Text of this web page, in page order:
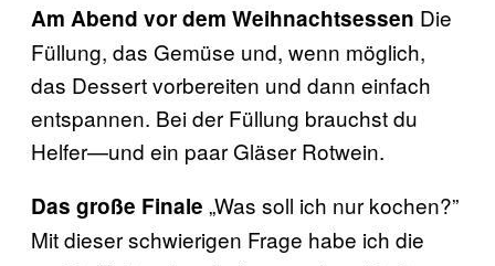
Am Abend vor dem Weihnachtsessen Die
Füllung, das Gemüse und, wenn möglich,
das Dessert vorbereiten und dann einfach
entspannen. Bei der Füllung brauchst du
Helfer—und ein paar Gläser Rotwein.
Das große Finale „Was soll ich nur kochen?”
Mit dieser schwierigen Frage habe ich die